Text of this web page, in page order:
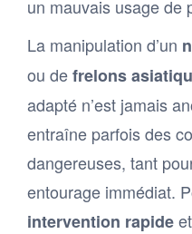
un mauvais usage de
La manipulation d’un
ou defrelons
adapté n’est jamais
entraîne parfois des
dangereuses, tant
entourage immédiat.
intervention rapide